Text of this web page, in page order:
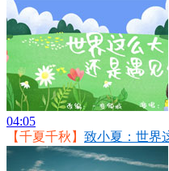
04:05
【千夏千秋】 致小夏：世界